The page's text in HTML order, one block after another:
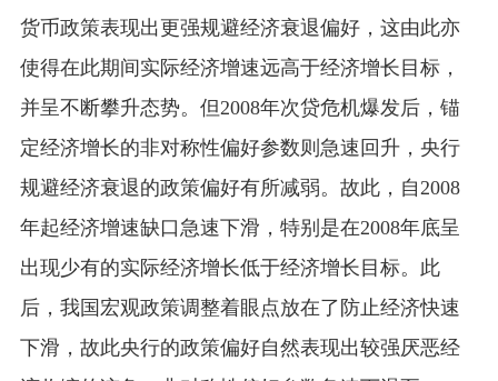
货币政策表现出更强规避经济衰退偏好，这由此亦
使得在此期间实际经济增速远高于经济增长目标，
并呈不断攀升态势。但2008年次贷危机爆发后，锚
定经济增长的非对称性偏好参数则急速回升，央行
规避经济衰退的政策偏好有所减弱。故此，自 2008
年起经济增速缺口急速下滑，特别是在2008年底呈
出现少有的实际经济增长低于经济增长目标。此
后，我国宏观政策调整着眼点放在了防止经济快速
下滑，故此央行的政策偏好自然表现出较强厌恶经